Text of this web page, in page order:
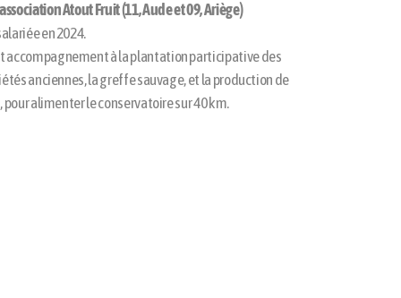
Atout Fruit (11, Aude et 09, Ariège)
en 2024.
accompagnement à la plantation participative des
anciennes, la greffe sauvage, et la production de
alimenter le conservatoire sur 40 km.